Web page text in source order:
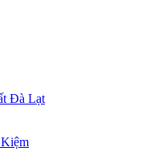
Đà Lạt